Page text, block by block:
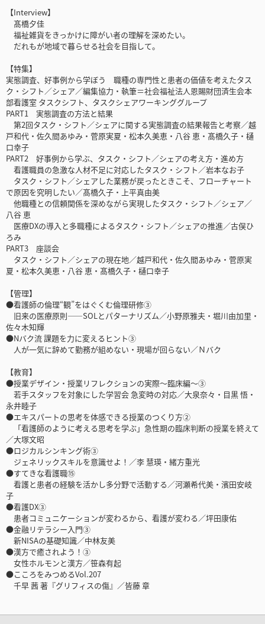
【Interview】
髙橋夕佳
福祉雑貨をきっかけに障がい者の理解を深めたい。
だれもが地域で暮らせる社会を目指して。
【特集】
実態調査、好事例から学ぼう 職種の専門性と患者の価値を考えたタス
ク・シフト／シェア／編集協力・執筆＝社会福祉法人恩賜財団済生会本
部看護室 タスクシフト、タスクシェアワーキンググループ
PART1 実態調査の方法と結果
第2回タスク・シフト／シェアに関する実態調査の結果報告と考察／越
戸和代・佐久間あゆみ・菅原実夏・松本久美恵・八谷 恵・髙橋久子・樋
口幸子
PART2 好事例から学ぶ、タスク・シフト／シェアの考え方・進め方
看護職員の急激な人材不足に対応したタスク・シフト／岩本なお子
タスク・シフト／シェアした業務が戻ったときこそ、フローチャート
で原因を究明したい／髙橋久子・上平真由美
他職種との信頼関係を深めながら実現したタスク・シフト／シェア／
八谷 恵
医療DXの導入と多職種によるタスク・シフト／シェアの推進／古俣ひ
ろみ
PART3 座談会
タスク・シフト／シェアの現在地／越戸和代・佐久間あゆみ・菅原実
夏・松本久美恵・八谷 恵・髙橋久子・樋口幸子
【管理】
●看護師の倫理“観”をはぐくむ倫理研修③
旧来の医療原則――SOLとパターナリズム／小野原雅夫・堀川由加里・
佐々木知輝
●Nバク流 課題を力に変えるヒント③
人が一気に辞めて勤務が組めない・現場が回らない／Ｎバク
【教育】
●授業デザイン・授業リフレクションの実際～臨床編～③
若手スタッフを対象にした学習会 急変時の対応／大泉奈々・目黒 悟・
永井睦子
●エキスパートの思考を体感できる授業のつくり方②
「看護師のように考える思考を学ぶ」急性期の臨床判断の授業を終えて
／大塚文昭
●ロジカルシンキング術③
ジェネリックスキルを意識せよ！／李 慧瑛・緒方重光
●すてきな看護職⑮
看護と患者の経験を活かし多分野で活動する／河瀬希代美・濱田安岐
子
●看護DX③
患者コミュニケーションが変わるから、看護が変わる／坪田康佑
●金融リテラシー入門③
新NISAの基礎知識／中林友美
●漢方で癒されよう！③
女性ホルモンと漢方／笹森有起
●こころをみつめるVol.207
千早 茜 著『グリフィスの傷』／皆藤 章